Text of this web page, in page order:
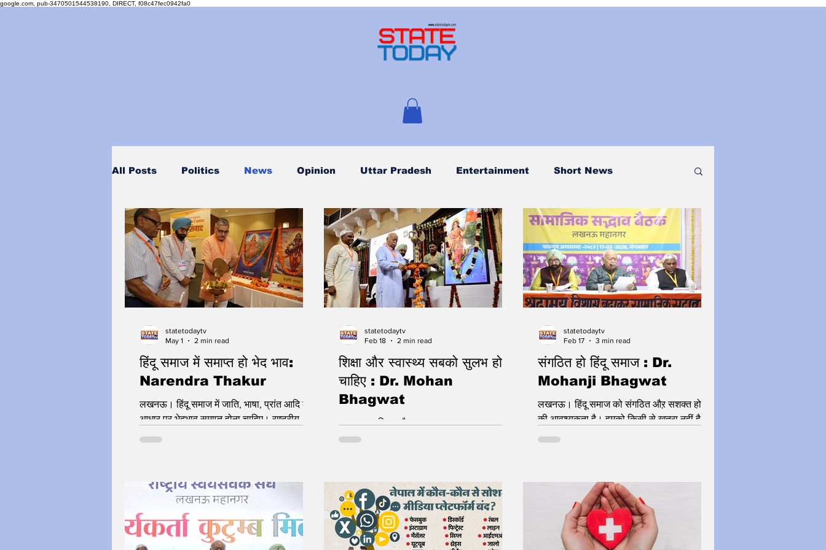
google.com, pub-3470501544538190, DIRECT, f08c47fec0942fa0
All Posts Politics News Opinion Uttar Pradesh Entertainment Short News
Personality
हिंदू समाज में समाप्त हो भेद भाव:
Narendra Thakur
लखनऊ। हिंदू समाज में जाति, भाषा, प्रांत आदि के
आधार पर भेदभाव समाप्त होना चाहिए। राष्ट्रीय
प्रचार प्रमुख नरेंद्र ठाकुर ने गुरुवार को नारद जयंती
के उपलक्ष्य में आयोजित मीडिया संवाद कार्यक्रम में
कहीं। उन्होंने कहा कि आरएसएस की 100 वर्ष की
यात्रा सामान्य यात्रा नहीं है। हमारे कार्यकर्त
statetodaytv
May 1
2 min read
शिक्षा और स्वास्थ्य सबको सुलभ होना
चाहिए : Dr. Mohan
Bhagwat
लखनऊ । शिक्षा और स्वास्थ्य मूलभूत आवश्यकता
है। यह व्यवसाय नहीं हो सकते। शिक्षा और स्वास्थ्य
विश्वविद्यालय के मालवीय सभागार में आयोजित
शोधार्थी संवाद कार्यक्रम में कहीं। उन्होंने कहा कि
पश्चिम के लोगों ने शिक्षा के साथ खिलवाड़ किया।
हमारी शिक्षा व्यवस्था हटाकर अपनी थोपी। जिससे
उन्हें काम करने के लिए काले अंग्रेज मिल जाए।
statetodaytv
Feb 18
2 min read
संगठित हो हिंदू समाज : Dr.
Mohanji Bhagwat
लखनऊ। हिंदू समाज को संगठित औऱ सशक्त होने
की आवश्यकता है। हमको किसी से खतरा नहीं है,
कही। हिंदुओं की घटती जनसंख्या पर चिंता जताते
हुए उन्होंने लालच और जबरदस्ती हो रहे मतांतरण पर
रोक लगाने की बात कही। उन्होंने कहा कि घर वापसी
का काम तेज होना चाहिए। जो लोग हिंदू धर्म में लौटें,
statetodaytv
Feb 17
3 min read